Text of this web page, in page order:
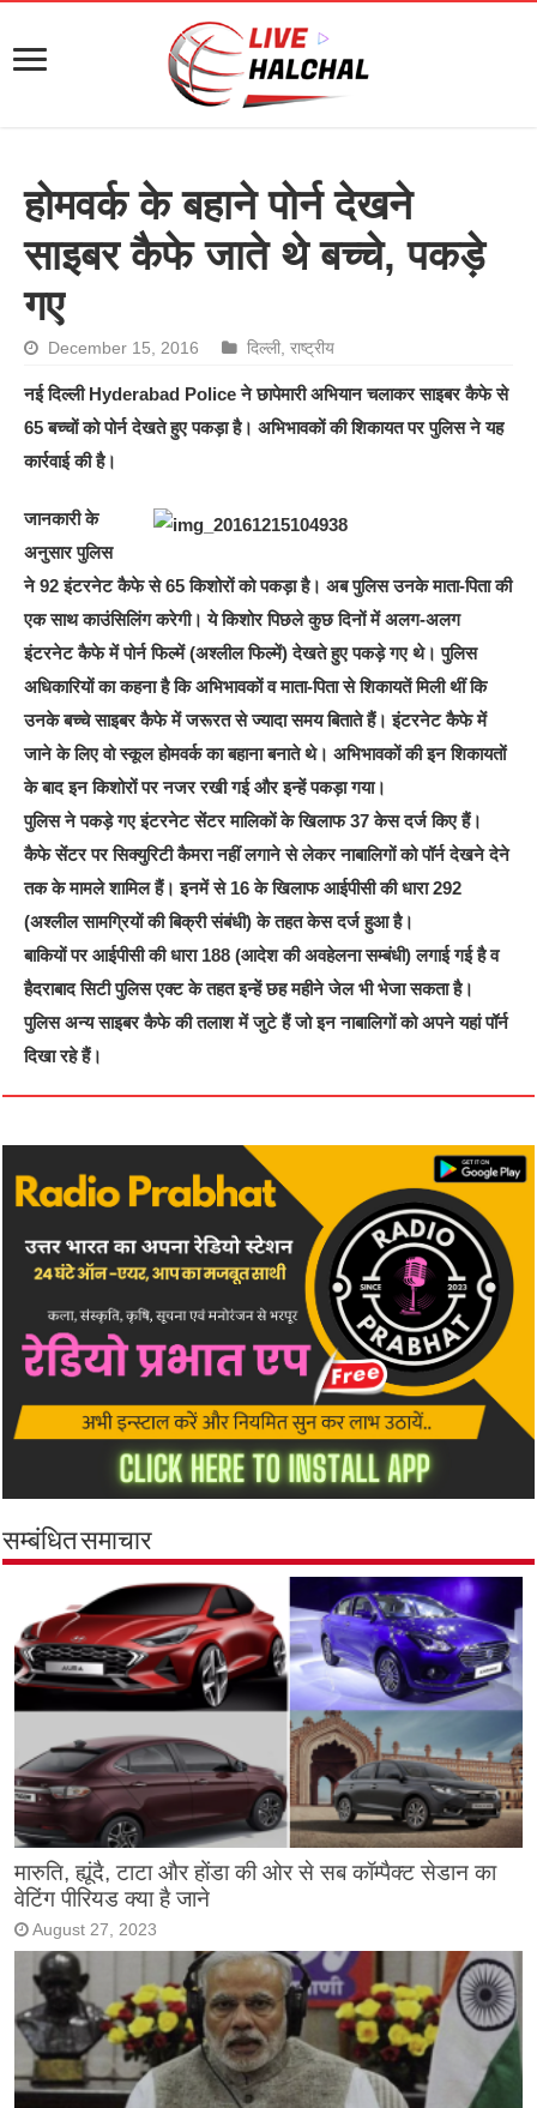
होमवर्क के बहाने पोर्न देखने
साइबर कैफे जाते थे बच्चे, पकड़े
गए
December 15, 2016 दिल्ली ,राष्ट्रीय
नई दिल्ली Hyderabad Police ने छापेमारी अभियान चलाकर साइबर कैफे से
65 बच्चों को पोर्न देखते हुए पकड़ा है। अभिभावकों की शिकायत पर पुलिस ने यह
कार्रवाई की है।
जानकारी के
अनुसार पुलिस
ने 92 इंटरनेट कैफे से 65 किशोरों को पकड़ा है। अब पुलिस उनके माता-पिता की
एक साथ काउंसिलिंग करेगी। ये किशोर पिछले कुछ दिनों में अलग-अलग
इंटरनेट कैफे में पोर्न फिल्में (अश्लील फिल्में) देखते हुए पकड़े गए थे। पुलिस
अधिकारियों का कहना है कि अभिभावकों व माता-पिता से शिकायतें मिली थीं कि
उनके बच्चे साइबर कैफे में जरूरत से ज्यादा समय बिताते हैं। इंटरनेट कैफे में
जाने के लिए वो स्कूल होमवर्क का बहाना बनाते थे। अभिभावकों की इन शिकायतों
के बाद इन किशोरों पर नजर रखी गई और इन्हें पकड़ा गया।
पुलिस ने पकड़े गए इंटरनेट सेंटर मालिकों के खिलाफ 37 केस दर्ज किए हैं।
कैफे सेंटर पर सिक्युरिटी कैमरा नहीं लगाने से लेकर नाबालिगों को पॉर्न देखने देने
तक के मामले शामिल हैं। इनमें से 16 के खिलाफ आईपीसी की धारा 292
(अश्लील सामग्रियों की बिक्री संबंधी) के तहत केस दर्ज हुआ है।
बाकियों पर आईपीसी की धारा 188 (आदेश की अवहेलना सम्बंधी) लगाई गई है व
हैदराबाद सिटी पुलिस एक्ट के तहत इन्हें छह महीने जेल भी भेजा सकता है।
पुलिस अन्य साइबर कैफे की तलाश में जुटे हैं जो इन नाबालिगों को अपने यहां पॉर्न
दिखा रहे हैं।
सम्बंधित समाचार
मारुति, ह्यूंदै, टाटा और होंडा की ओर से सब कॉम्पैक्ट सेडान का
वेटिंग पीरियड क्या है जाने
August 27, 2023